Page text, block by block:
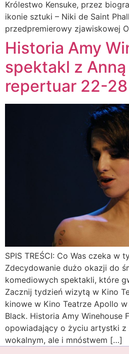
Królestwo Kensuke, przez
ikonie sztuki – Niki de Saint
przedpremierowy zjawiskowej
Historia Amy
spektakl z
repertuar 22-
SPIS TREŚCI: Co Was czeka w
Zdecydowanie dużo okazji do
komediowych spektakli, które
Zacznij tydzień wizytą w Kino
kinowe w Kino Teatrze Apollo
Black. Historia Amy Winehouse
opowiadający o życiu artystki z
wokalnym, ale i mnóstwem […]